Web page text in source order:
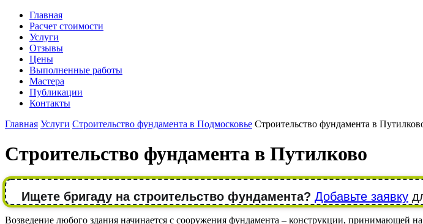
Главная
Расчет стоимости
Услуги
Отзывы
Цены
Выполненные работы
Мастера
Публикации
Контакты
Главная Услуги Строительство фундамента в Подмосковье Строительство фундамента в
Строительство фундамента в Путилково
Ищете бригаду на строительство фундамента? Добавьте заявку
Возведение любого здания начинается с сооружения фундамента – конструкции, принимающей